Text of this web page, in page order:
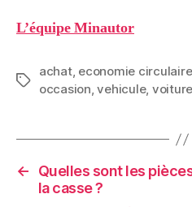
L’équipe Minautor
Étiquettes
achat, economie circulaire
occasion,vehicule,
←
Quelles sont les
la casse ?